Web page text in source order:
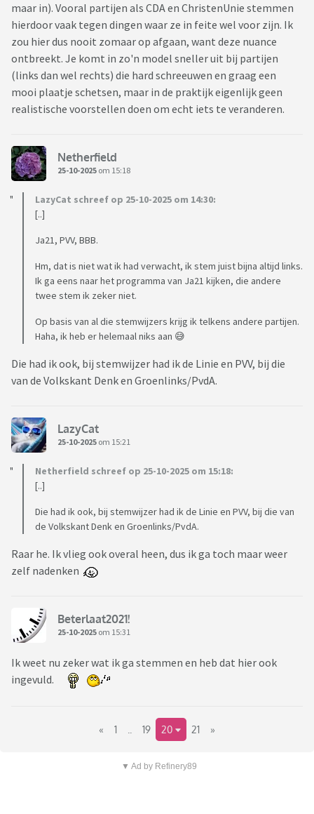
maar in). Vooral partijen als CDA en ChristenUnie stemmen
hierdoor vaak tegen dingen waar ze in feite wel voor zijn. Ik
zou hier dus nooit zomaar op afgaan, want deze nuance
ontbreekt. Je komt in zo'n model sneller uit bij partijen
(links dan wel rechts) die hard schreeuwen en graag een
mooi plaatje schetsen, maar in de praktijk eigenlijk geen
realistische voorstellen doen om echt iets te veranderen.
Netherfield
25-10-2025 om 15:18
LazyCat schreef op 25-10-2025 om 14:30:
[..]
Ja21, PVV, BBB.
Hm, dat is niet wat ik had verwacht, ik stem juist bijna altijd links.
Ik ga eens naar het programma van Ja21 kijken, die andere
twee stem ik zeker niet.
Op basis van al die stemwijzers krijg ik telkens andere partijen.
Haha, ik heb er helemaal niks aan 😅
Die had ik ook, bij stemwijzer had ik de Linie en PVV, bij die
van de Volkskant Denk en Groenlinks/PvdA.
LazyCat
25-10-2025 om 15:21
Netherfield schreef op 25-10-2025 om 15:18:
[..]
Die had ik ook, bij stemwijzer had ik de Linie en PVV, bij die van
de Volkskant Denk en Groenlinks/PvdA.
Raar he. Ik vlieg ook overal heen, dus ik ga toch maar weer
zelf nadenken
Beterlaat2021!
25-10-2025 om 15:31
Ik weet nu zeker wat ik ga stemmen en heb dat hier ook
ingevuld.
« 1 19 20 21 »
▼ Ad by Refinery89